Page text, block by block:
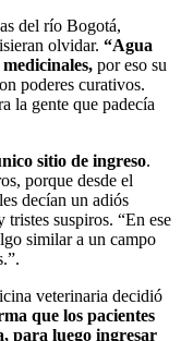
del río Bogotá,
olvidar. “Agua
por eso su
poderes curativos.
la gente que padecía
sitio de ingreso.
porque desde el
decían un adiós
tristes suspiros. “En ese
similar a un campo
veterinaria decidió
que los pacientes
para luego ingresar